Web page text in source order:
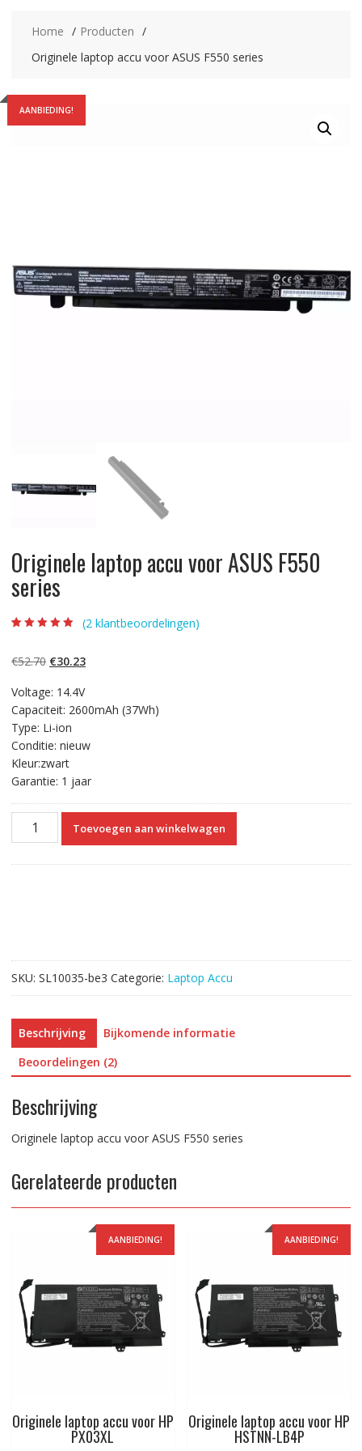
Home
Producten
Originele laptop accu voor ASUS F550 series
AANBIEDING!
Originele laptop accu voor ASUS F550
series
gebaseerd op
klantbeoordelin
(2 klantbeoordelingen)
€52.70 Oorspronkelijke
was:
€52.70.
€30.23Huidige
€30.23.
Voltage: 14.4V
Capaciteit: 2600mAh (37Wh)
Type: Li-ion
Conditie: nieuw
Kleur:zwart
Garantie: 1 jaar
Originele
Toevoegen aan winkelwagen
SKU: SL10035-be3 Categorie: Laptop Accu
Beschrijving
Bijkomende informatie
Beoordelingen (2)
Beschrijving
Originele laptop accu voor ASUS F550 series
Gerelateerde producten
AANBIEDING!
Originele laptop accu voor HP
PX03XL
AANBIEDING!
Originele laptop accu voor HP
HSTNN-LB4P